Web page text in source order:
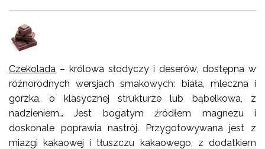
Czekolada – królowa słodyczy i deserów, dostępna w
różnorodnych wersjach smakowych: biała, mleczna i
gorzka, o klasycznej strukturze lub bąbelkowa, z
nadzieniem… Jest bogatym źródłem magnezu i
doskonale poprawia nastrój. Przygotowywana jest z
miazgi kakaowej i tłuszczu kakaowego, z dodatkiem